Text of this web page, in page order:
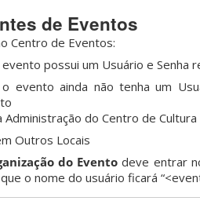
de Eventos
Centro de Eventos:
possui um Usuário e Senha
o evento ainda não tenha um
Administração do Centro de
Outros Locais
do Evento deve entrar
o nome do usuário ficará